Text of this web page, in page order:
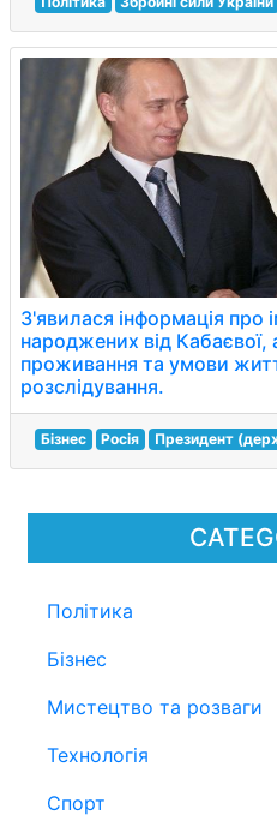
Політика
Бізнес
Мистецтво та розваги
Технологія
Спорт
З'явилася інформація про
народжених від Кабаєвої,
проживання та умови
розслідування.
Бізнес Росія Президент